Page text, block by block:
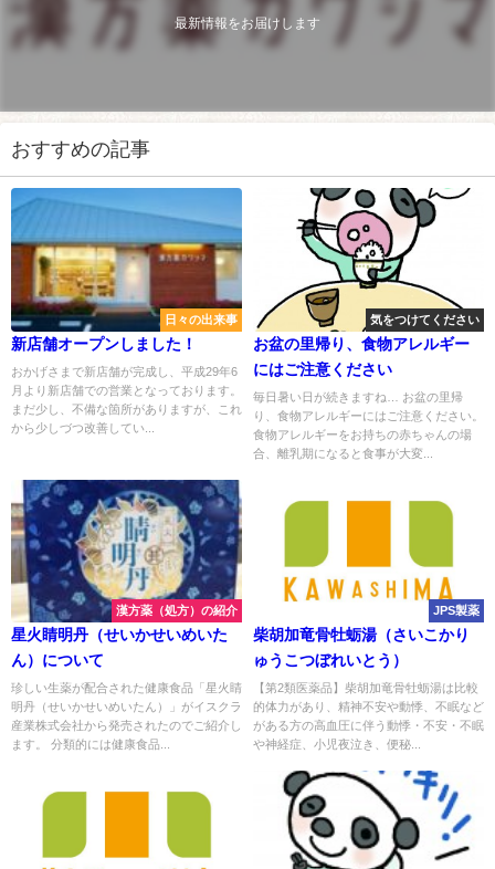
最新情報をお届けします
おすすめの記事
日々の出来事
新店舗オープンしました！
おかげさまで新店舗が完成し、平成29年6
月より新店舗での営業となっております。
まだ少し、不備な箇所がありますが、これ
から少しづつ改善してい...
気をつけてください
お盆の里帰り、食物アレルギー
にはご注意ください
毎日暑い日が続きますね… お盆の里帰
り、食物アレルギーにはご注意ください。
食物アレルギーをお持ちの赤ちゃんの場
合、離乳期になると食事が大変...
漢方薬（処方）の紹介
星火睛明丹（せいかせいめいた
ん）について
珍しい生薬が配合された健康食品「星火睛
明丹（せいかせいめいたん）」がイスクラ
産業株式会社から発売されたのでご紹介し
ます。 分類的には健康食品...
JPS製薬
柴胡加竜骨牡蛎湯（さいこかり
ゅうこつぼれいとう）
【第2類医薬品】柴胡加竜骨牡蛎湯は比較
的体力があり、精神不安や動悸、不眠など
がある方の高血圧に伴う動悸・不安・不眠
や神経症、小児夜泣き、便秘...